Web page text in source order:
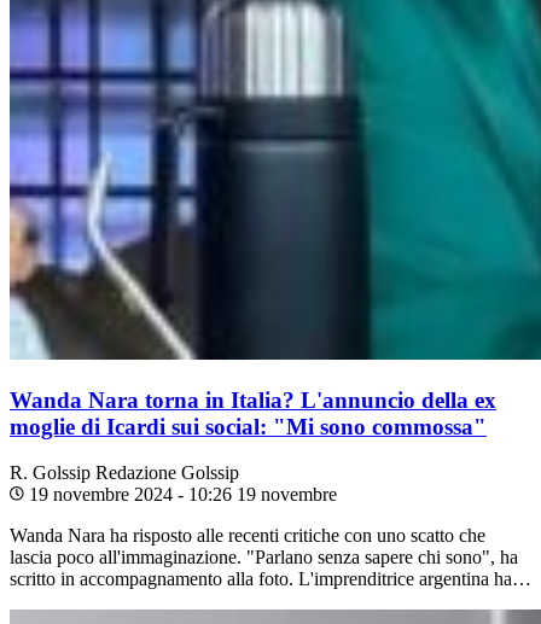
Wanda Nara torna in Italia? L'annuncio della ex
moglie di Icardi sui social: "Mi sono commossa"
R. Golssip Redazione Golssip
19 novembre 2024 - 10:26 19 novembre
Wanda Nara ha risposto alle recenti critiche con uno scatto che
lascia poco all'immaginazione. "Parlano senza sapere chi sono", ha
scritto in accompagnamento alla foto. L'imprenditrice argentina ha…